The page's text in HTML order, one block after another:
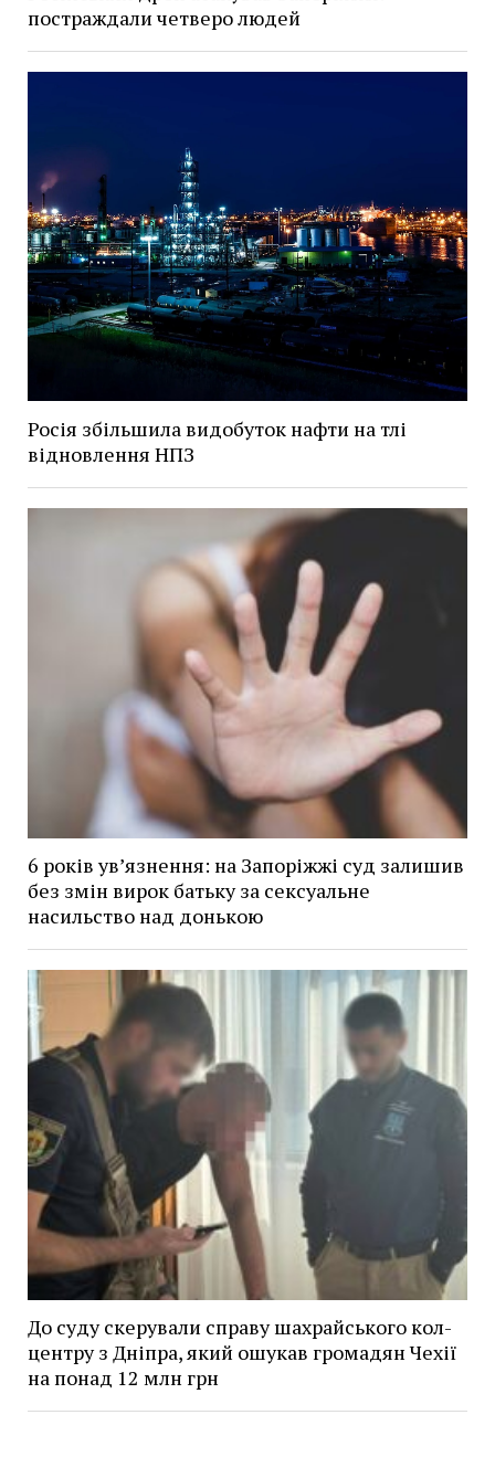
постраждали четверо людей
Росія збільшила видобуток нафти на тлі
відновлення НПЗ
6 років увʼязнення: на Запоріжжі суд залишив
без змін вирок батьку за сексуальне
насильство над донькою
До суду скерували справу шахрайського кол-
центру з Дніпра, який ошукав громадян Чехії
на понад 12 млн грн